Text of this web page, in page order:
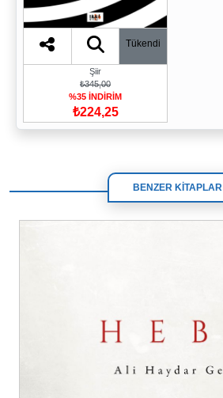
Tükendi
Şiir
₺345,00
%35 İNDİRİM
₺224,25
BENZER KİTAPLAR